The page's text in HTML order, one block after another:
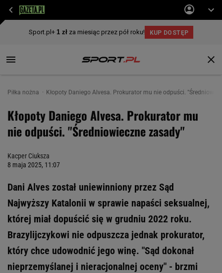
Piłka nożna Kłopoty Daniego Alvesa. Prokurator mu nie odpuści.
Kłopoty Daniego Alvesa. Prokurator mu
nie odpuści. "Średniowieczne zasady"
Kacper Ciuksza
8 maja 2025, 11:07
Dani Alves został uniewinniony przez Sąd
Najwyższy Katalonii w sprawie napaści seksualnej,
której miał dopuścić się w grudniu 2022 roku.
Brazylijczykowi nie odpuszcza jednak prokurator,
który chce udowodnić jego winę. "Sąd dokonał
nieprzemyślanej i nieracjonalnej oceny" - brzmi